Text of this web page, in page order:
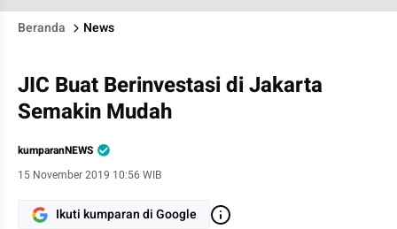
Beranda News
JIC Buat Berinvestasi di Jakarta
Semakin Mudah
kumparanNEWS
15 November 2019 10:56 WIB
Ikuti kumparan di Google